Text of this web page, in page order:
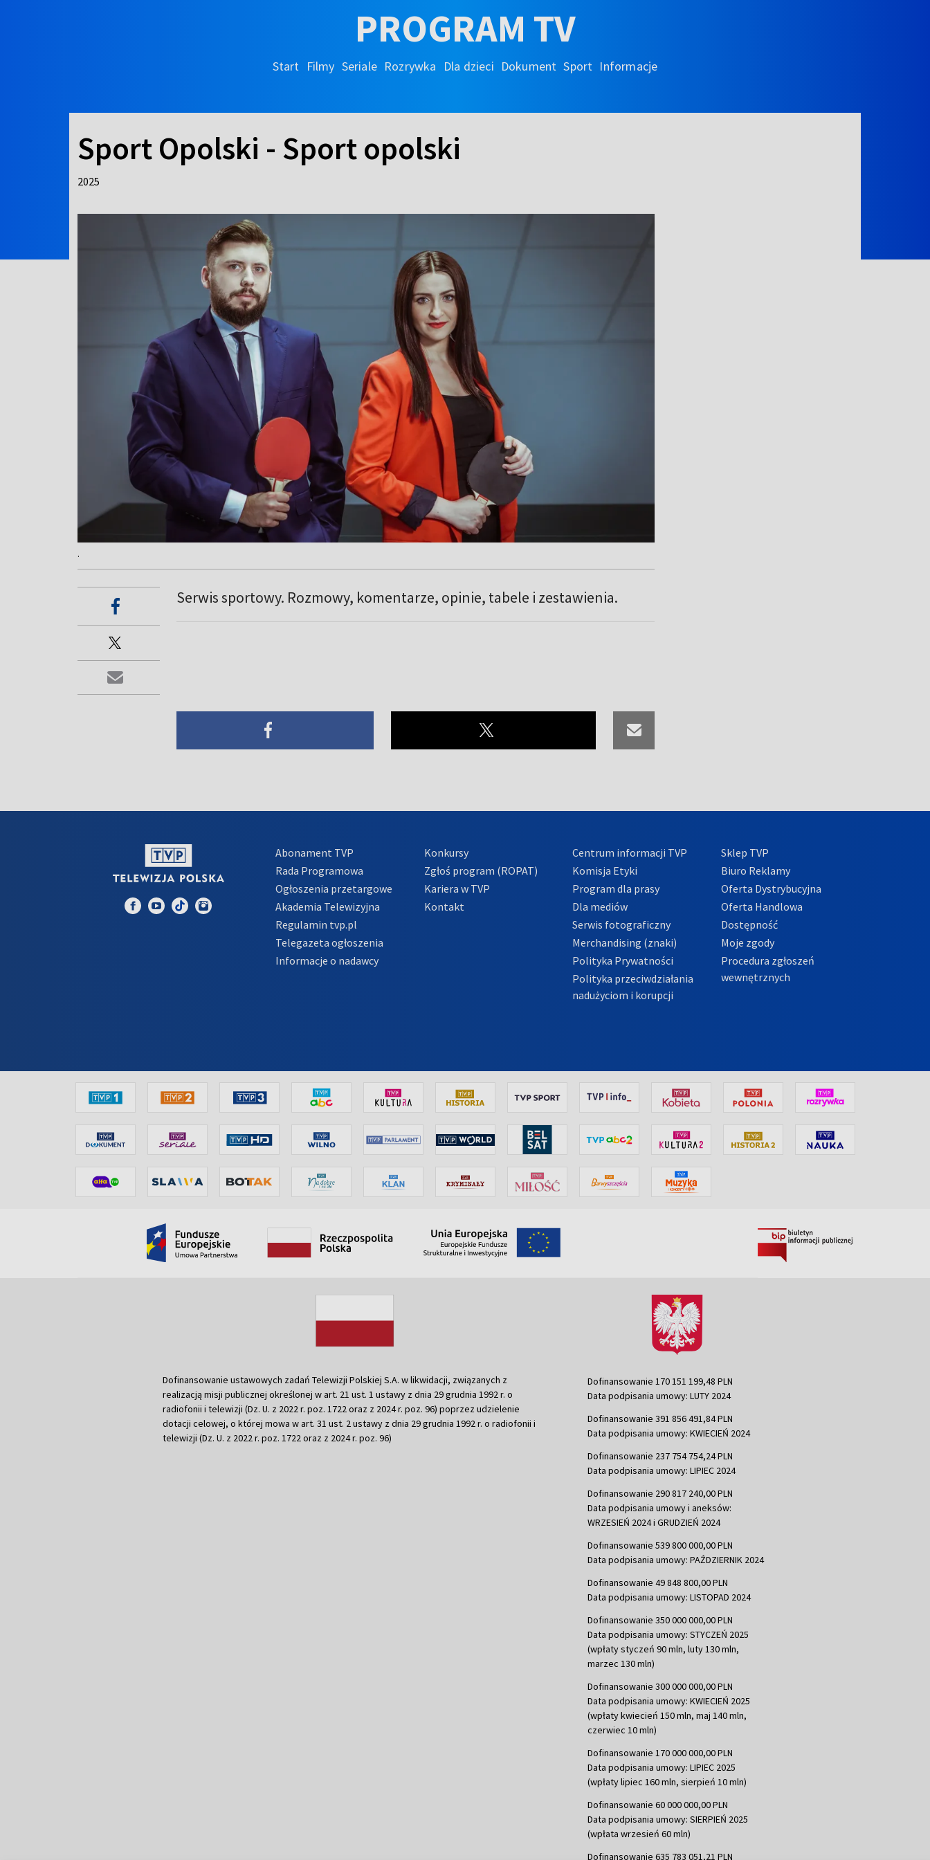
PROGRAM TV
Start Filmy Seriale Rozrywka Dla dzieci Dokument Sport Informacje
Sport Opolski - Sport opolski
2025
.
Serwis sportowy. Rozmowy, komentarze, opinie, tabele i zestawienia.
Abonament TVP
Rada Programowa
Ogłoszenia przetargowe
Akademia Telewizyjna
Regulamin tvp.pl
Telegazeta ogłoszenia
Informacje o nadawcy
Konkursy
Zgłoś program (ROPAT)
Kariera w TVP
Kontakt
Centrum informacji TVP
Komisja Etyki
Program dla prasy
Dla mediów
Serwis fotograficzny
Merchandising (znaki)
Polityka Prywatności
Polityka przeciwdziałania
nadużyciom i korupcji
Sklep TVP
Biuro Reklamy
Oferta Dystrybucyjna
Oferta Handlowa
Dostępność
Moje zgody
Procedura zgłoszeń
wewnętrznych
Dofinansowanie ustawowych zadań Telewizji Polskiej S.A. w likwidacji, związanych z
realizacją misji publicznej określonej w art. 21 ust. 1 ustawy z dnia 29 grudnia 1992 r. o
radiofonii i telewizji (Dz. U. z 2022 r. poz. 1722 oraz z 2024 r. poz. 96) poprzez udzielenie
dotacji celowej, o której mowa w art. 31 ust. 2 ustawy z dnia 29 grudnia 1992 r. o radiofonii i
telewizji (Dz. U. z 2022 r. poz. 1722 oraz z 2024 r. poz. 96)
Dofinansowanie 170 151 199,48 PLN
Data podpisania umowy: LUTY 2024
Dofinansowanie 391 856 491,84 PLN
Data podpisania umowy: KWIECIEŃ 2024
Dofinansowanie 237 754 754,24 PLN
Data podpisania umowy: LIPIEC 2024
Dofinansowanie 290 817 240,00 PLN
Data podpisania umowy i aneksów:
WRZESIEŃ 2024 i GRUDZIEŃ 2024
Dofinansowanie 539 800 000,00 PLN
Data podpisania umowy: PAŹDZIERNIK 2024
Dofinansowanie 49 848 800,00 PLN
Data podpisania umowy: LISTOPAD 2024
Dofinansowanie 350 000 000,00 PLN
Data podpisania umowy: STYCZEŃ 2025
(wpłaty styczeń 90 mln, luty 130 mln,
marzec 130 mln)
Dofinansowanie 300 000 000,00 PLN
Data podpisania umowy: KWIECIEŃ 2025
(wpłaty kwiecień 150 mln, maj 140 mln,
czerwiec 10 mln)
Dofinansowanie 170 000 000,00 PLN
Data podpisania umowy: LIPIEC 2025
(wpłaty lipiec 160 mln, sierpień 10 mln)
Dofinansowanie 60 000 000,00 PLN
Data podpisania umowy: SIERPIEŃ 2025
(wpłata wrzesień 60 mln)
Dofinansowanie 635 783 051,21 PLN